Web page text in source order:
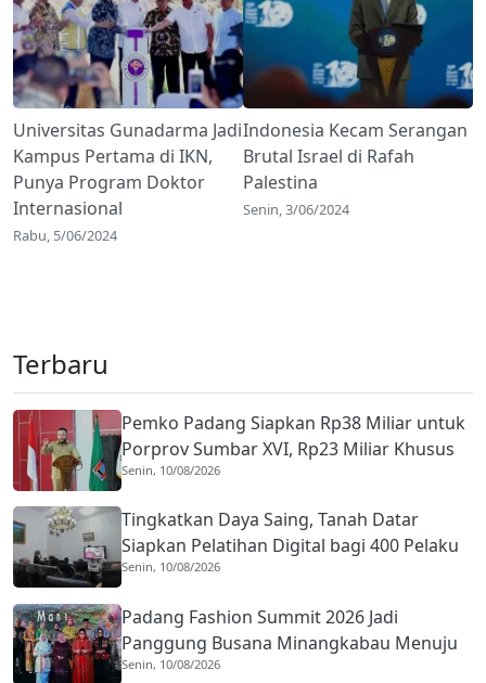
Universitas Gunadarma Jadi
Kampus Pertama di IKN,
Punya Program Doktor
Internasional
Rabu, 5/06/2024
Indonesia Kecam Serangan
Brutal Israel di Rafah
Palestina
Senin, 3/06/2024
Terbaru
Pemko Padang Siapkan Rp38 Miliar untuk
Porprov Sumbar XVI, Rp23 Miliar Khusus
Bonus Atlet
Senin, 10/08/2026
Tingkatkan Daya Saing, Tanah Datar
Siapkan Pelatihan Digital bagi 400 Pelaku
Usaha dan Pokdarwis
Senin, 10/08/2026
Padang Fashion Summit 2026 Jadi
Panggung Busana Minangkabau Menuju
Kancah Internasional
Senin, 10/08/2026